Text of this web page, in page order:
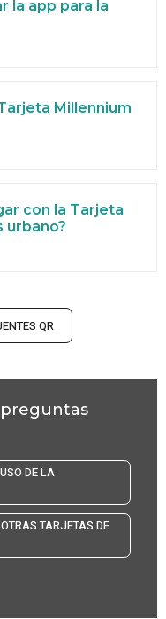
la app para la
Millennium
con la Tarjeta
urbano?
QR
DE LA
TARJETAS DE